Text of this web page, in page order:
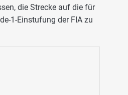
die Strecke auf die für
1-Einstufung der FIA zu